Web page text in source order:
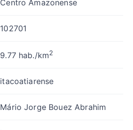
Centro Amazonense
102701
9.77 hab./km2
itacoatiarense
Mário Jorge Bouez Abrahim